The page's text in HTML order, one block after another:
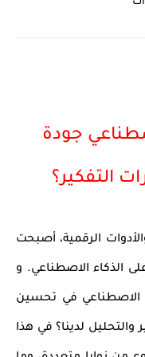
جودة
التفكير؟
الرقمية، أصبحت
الذكاء الاصطناعي. و
الاصطناعي في تحسين
والتحليل لدينا؟ في هذا